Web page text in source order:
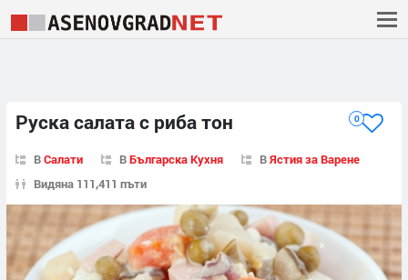
Руска салата с риба тон 0
ВСалати ВБългарска Кухня ВЯстия за Варене
Видяна 111,411 пъти